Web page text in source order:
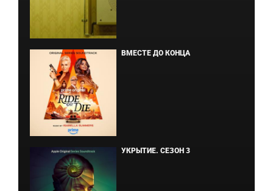
ВМЕСТЕ ДО КОНЦА
УКРЫТИЕ. СЕЗОН 3